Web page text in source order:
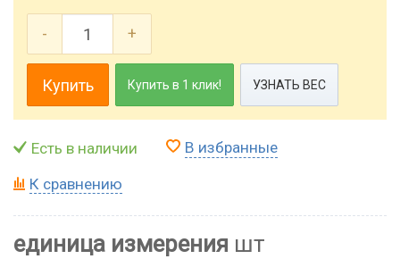
- +
Купить Купить в 1 клик! УЗНАТЬ ВЕС
Есть в наличии В избранные
К сравнению
единица измерения шт